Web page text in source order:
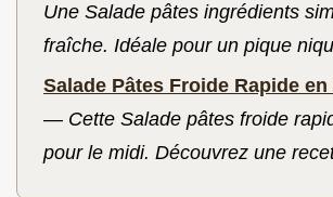
Une Salade pâtes ingrédients
fraîche. Idéale pour un pique
Salade Pâtes Froide Rapide
— Cette Salade pâtes froide
pour le midi. Découvrez une